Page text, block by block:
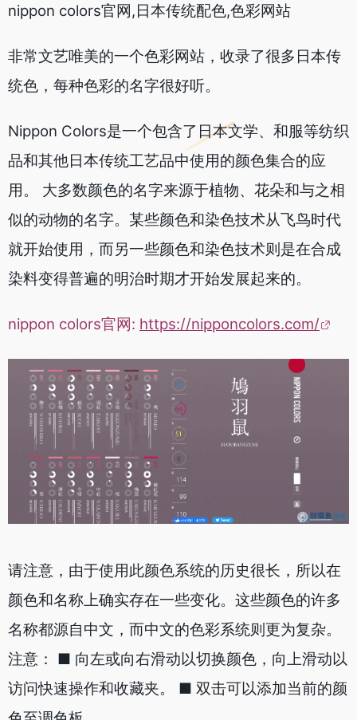
nippon colors官网,日本传统配色,色彩网站
非常文艺唯美的一个色彩网站，收录了很多日本传
统色，每种色彩的名字很好听。
Nippon Colors是一个包含了日本文学、和服等纺织
品和其他日本传统工艺品中使用的颜色集合的应
用。 大多数颜色的名字来源于植物、花朵和与之相
似的动物的名字。某些颜色和染色技术从飞鸟时代
就开始使用，而另一些颜色和染色技术则是在合成
染料变得普遍的明治时期才开始发展起来的。
nippon colors官网: https://nipponcolors.com/
请注意，由于使用此颜色系统的历史很长，所以在
颜色和名称上确实存在一些变化。这些颜色的许多
名称都源自中文，而中文的色彩系统则更为复杂。
注意： ■ 向左或向右滑动以切换颜色，向上滑动以
访问快速操作和收藏夹。 ■ 双击可以添加当前的颜